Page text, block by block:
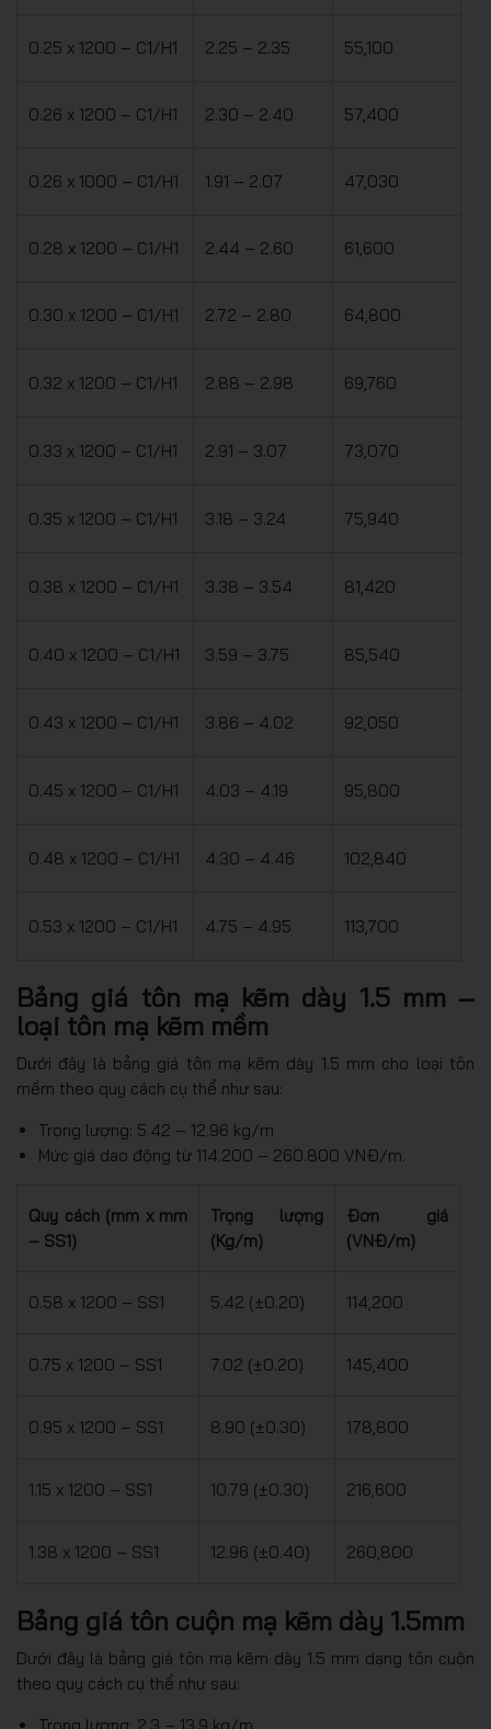
0.25 x 1200 – C1/H1 2.25 – 2.35 55,100
0.26 x 1200 – C1/H1 2.30 – 2.40 57,400
0.26 x 1000 – C1/H1 1.91 – 2.07 47,030
0.28 x 1200 – C1/H1 2.44 – 2.60 61,600
0.30 x 1200 – C1/H1 2.72 – 2.80 64,800
0.32 x 1200 – C1/H1 2.88 – 2.98 69,760
0.33 x 1200 – C1/H1 2.91 – 3.07 73,070
0.35 x 1200 – C1/H1 3.18 – 3.24 75,940
0.38 x 1200 – C1/H1 3.38 – 3.54 81,420
0.40 x 1200 – C1/H1 3.59 – 3.75 85,540
0.43 x 1200 – C1/H1 3.86 – 4.02 92,050
0.45 x 1200 – C1/H1 4.03 – 4.19 95,800
0.48 x 1200 – C1/H1 4.30 – 4.46 102,840
0.53 x 1200 – C1/H1 4.75 – 4.95 113,700
Bảng giá tôn mạ kẽm dày 1.5 mm –
loại tôn mạ kẽm mềm
Dưới đây là bảng giá tôn mạ kẽm dày 1.5 mm cho loại tôn
mềm theo quy cách cụ thể như sau:
Trọng lượng: 5.42 – 12.96 kg/m
Mức giá dao động từ 114.200 – 260.800 VNĐ/m.
Quy cách (mm x mm
– SS1)
Trọng lượng
(Kg/m)
Đơn giá
(VNĐ/m)
0.58 x 1200 – SS1 5.42 (±0.20) 114,200
0.75 x 1200 – SS1 7.02 (±0.20) 145,400
0.95 x 1200 – SS1 8.90 (±0.30) 178,800
1.15 x 1200 – SS1 10.79 (±0.30) 216,600
1.38 x 1200 – SS1 12.96 (±0.40) 260,800
Bảng giá tôn cuộn mạ kẽm dày 1.5mm
Dưới đây là bảng giá tôn mạ kẽm dày 1.5 mm dạng tôn cuộn
theo quy cách cụ thể như sau: